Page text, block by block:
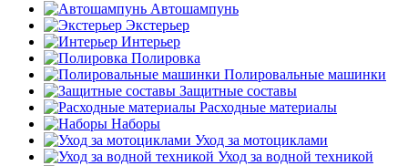
Автошампунь
Экстерьер
Интерьер
Полировка
Полировальные машинки
Защитные составы
Расходные материалы
Наборы
Уход за мотоциклами
Уход за водной техникой